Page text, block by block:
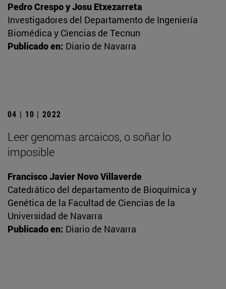
Pedro Crespo y Josu Etxezarreta
Investigadores del Departamento de Ingeniería
Biomédica y Ciencias de Tecnun
Publicado en: Diario de Navarra
04 | 10 | 2022
Leer genomas arcaicos, o soñar lo
imposible
Francisco Javier Novo Villaverde
Catedrático del departamento de Bioquímica y
Genética de la Facultad de Ciencias de la
Universidad de Navarra
Publicado en: Diario de Navarra